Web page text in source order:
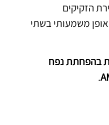
הזקיקים
משמעותי בשתי
בהפחתת נפח
.